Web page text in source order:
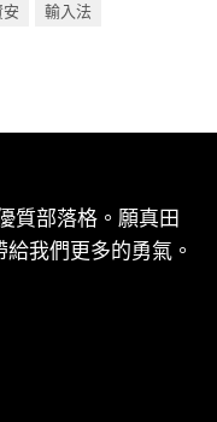
輸入法
質部落格。願真田
我們更多的勇氣。